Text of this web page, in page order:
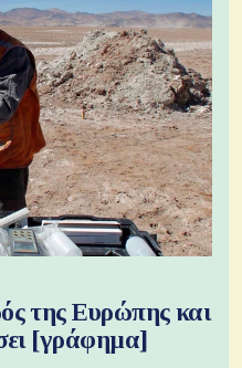
της Ευρώπης και
[γράφημα]